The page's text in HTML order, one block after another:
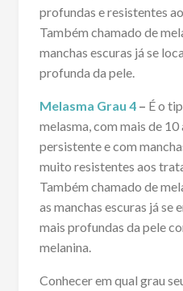
profundas e resistentes
Também chamado de
manchas escuras já se
profunda da pele.
Melasma Grau 4– É o
melasma, com mais de
persistente e com
muito resistentes aos
Também chamado de
as manchas escuras já se
mais profundas da pele
melanina.
Conhecer em qual grau